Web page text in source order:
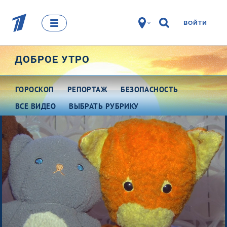
ВОЙТИ
ДОБРОЕ УТРО
ГОРОСКОП РЕПОРТАЖ
БЕЗОПАСНОСТЬ
ВСЕ ВИДЕО
Про деньги
Между тем
Наши гости
Про культуру
Это кино
Разговоры о важном
ВЫБРАТЬ РУБРИКУ